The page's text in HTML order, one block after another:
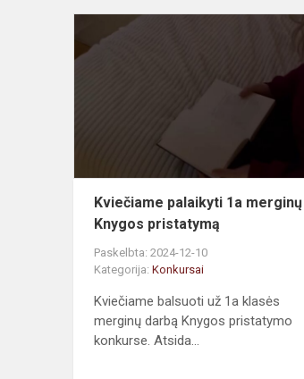
Kviečiame palaikyti 1a merginų
Knygos pristatymą
Paskelbta: 2024-12-10
Kategorija: Konkursai
Kviečiame balsuoti už 1a klasės
merginų darbą Knygos pristatymo
konkurse. Atsida...